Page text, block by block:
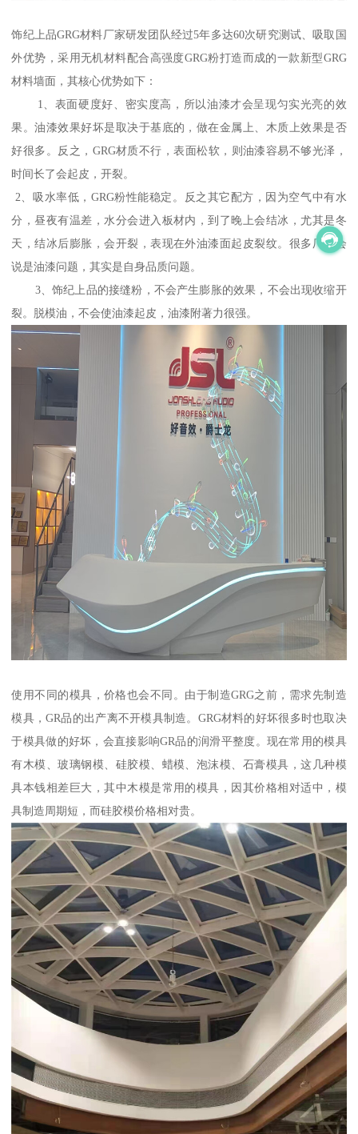
饰纪上品GRG材料厂家研发团队经过5年多达60次研究测试、吸取国
外优势，采用无机材料配合高强度GRG粉打造而成的一款新型GRG
材料墙面，其核心优势如下：
1、表面硬度好、密实度高，所以油漆才会呈现匀实光亮的效
果。油漆效果好坏是取决于基底的，做在金属上、木质上效果是否
好很多。反之，GRG材质不行，表面松软，则油漆容易不够光泽，
时间长了会起皮，开裂。
2、吸水率低，GRG粉性能稳定。反之其它配方，因为空气中有水
分，昼夜有温差，水分会进入板材内，到了晚上会结冰，尤其是冬
天，结冰后膨胀，会开裂，表现在外油漆面起皮裂纹。很多厂家会
说是油漆问题，其实是自身品质问题。
3、饰纪上品的接缝粉，不会产生膨胀的效果，不会出现收缩开
裂。脱模油，不会使油漆起皮，油漆附著力很强。
使用不同的模具，价格也会不同。由于制造GRG之前，需求先制造
模具，GR品的出产离不开模具制造。GRG材料的好坏很多时也取决
于模具做的好坏，会直接影响GR品的润滑平整度。现在常用的模具
有木模、玻璃钢模、硅胶模、蜡模、泡沫模、石膏模具，这几种模
具本钱相差巨大，其中木模是常用的模具，因其价格相对适中，模
具制造周期短，而硅胶模价格相对贵。